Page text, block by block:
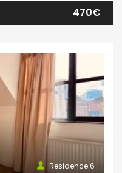
470€
Residence 6